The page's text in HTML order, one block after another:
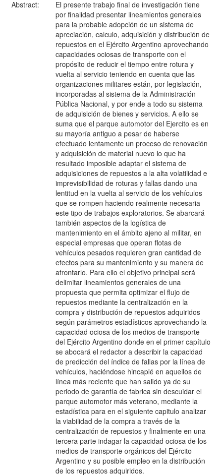
Abstract:
El presente trabajo final de investigación tiene
por finalidad presentar lineamientos generales
para la probable adopción de un sistema de
apreciación, calculo, adquisición y distribución de
repuestos en el Ejército Argentino aprovechando
capacidades ociosas de transporte con el
propósito de reducir el tiempo entre rotura y
vuelta al servicio teniendo en cuenta que las
organizaciones militares están, por legislación,
incorporadas al sistema de la Administración
Pública Nacional, y por ende a todo su sistema
de adquisición de bienes y servicios. A ello se
suma que el parque automotor del Ejercito es en
su mayoría antiguo a pesar de haberse
efectuado lentamente un proceso de renovación
y adquisición de material nuevo lo que ha
resultado imposible adaptar el sistema de
adquisiciones de repuestos a la alta volatilidad e
imprevisibilidad de roturas y fallas dando una
lentitud en la vuelta al servicio de los vehículos
que se rompen haciendo realmente necesaria
este tipo de trabajos exploratorios. Se abarcará
también aspectos de la logística de
mantenimiento en el ámbito ajeno al militar, en
especial empresas que operan flotas de
vehículos pesados requieren gran cantidad de
efectos para su mantenimiento y su manera de
afrontarlo. Para ello el objetivo principal será
delimitar lineamientos generales de una
propuesta que permita optimizar el flujo de
repuestos mediante la centralización en la
compra y distribución de repuestos adquiridos
según parámetros estadísticos aprovechando la
capacidad ociosa de los medios de transporte
del Ejército Argentino donde en el primer capítulo
se abocará el redactor a describir la capacidad
de predicción del índice de fallas por la línea de
vehículos, haciéndose hincapié en aquellos de
línea más reciente que han salido ya de su
periodo de garantía de fabrica sin descuidar el
parque automotor más veterano, mediante la
estadística para en el siguiente capitulo analizar
la viabilidad de la compra a través de la
centralización de repuestos y finalmente en una
tercera parte indagar la capacidad ociosa de los
medios de transporte orgánicos del Ejército
Argentino y su posible empleo en la distribución
de los repuestos adquiridos.